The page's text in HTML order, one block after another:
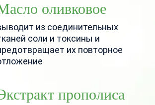
оливковое
из соединительных
соли и токсины и
их повторное
прополиса